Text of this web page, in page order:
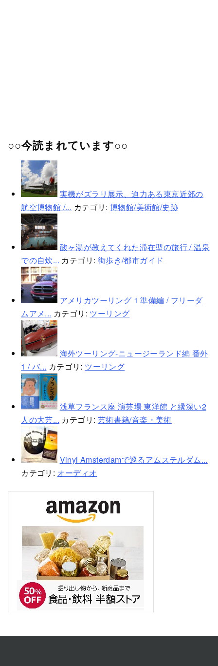
○○今読まれています○○
実機がズラリ展示、迫力ある東京近郊の
航空博物館 /... カテゴリ: 博物館/美術館/史跡
酸ヶ湯が教えてくれた滞在型の旅行 / 温泉
での自炊... カテゴリ: 街歩き/都市ガイド
アメリカツーリング 1 準備編 / フリーダ
ムアメ... カテゴリ: ツーリング
海外ツーリング-ニュージーランド編 番外
1 / バ... カテゴリ: ツーリング
浅草フランス座 演芸場 東洋館 と縁深い2
人の大芸... カテゴリ: 芸術書籍/音楽・美術
Vinyl Amsterdamで巡るアムステルダム...
カテゴリ: オーディオ